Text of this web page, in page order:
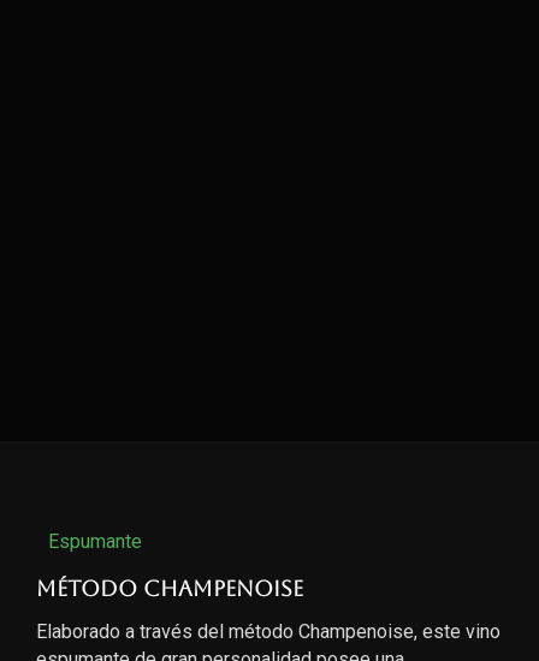
Espumante
Método Champenoise
Elaborado a través del método Champenoise, este vino